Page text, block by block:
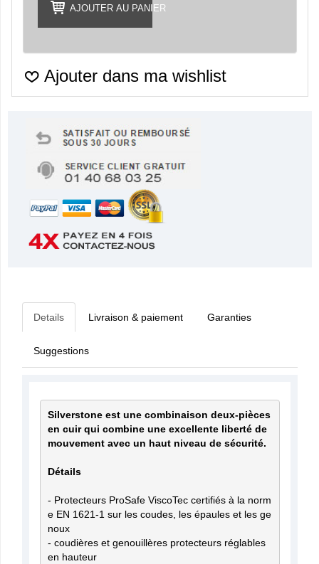
AJOUTER AU PANIER
Ajouter dans ma wishlist
Details Livraison & paiement Garanties
Suggestions
Silverstone est une combinaison deux-pièces
en cuir qui combine une excellente liberté de
Détails
- Protecteurs ProSafe ViscoTec certifiés à la norm
e EN 1621-1 sur les coudes, les épaules et les ge
noux
- coudières et genouillères protecteurs réglables
en hauteur